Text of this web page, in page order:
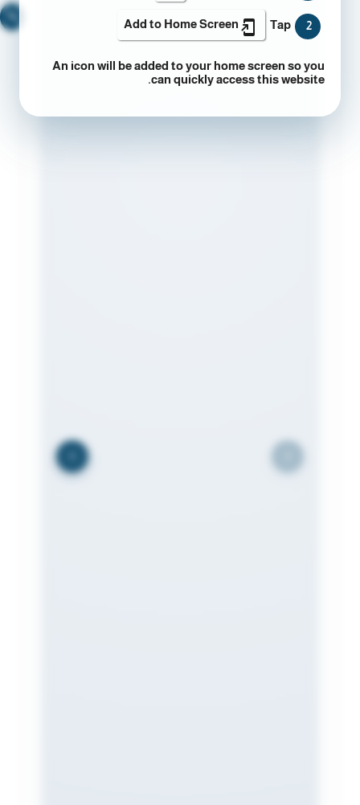
2
Tap
Add to Home Screen
An icon will be added to your home screen so you
can quickly access this website.